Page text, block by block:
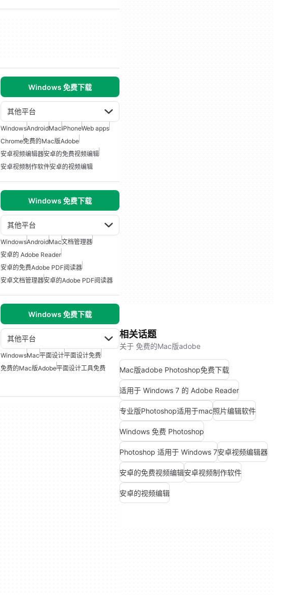
Windows 免费下载
其他平台
WindowsAndroidMaciPhoneWeb apps
Chrome免费的Mac版Adobe
安卓视频编辑器安卓的免费视频编辑
安卓视频制作软件安卓的视频编辑
Windows 免费下载
其他平台
WindowsAndroidMac文档管理器
安卓的 Adobe Reader
安卓的免费Adobe PDF阅读器
安卓文档管理器安卓的Adobe PDF阅读器
Windows 免费下载
其他平台
WindowsMac平面设计平面设计免费
免费的Mac版Adobe平面设计工具免费
相关话题
关于 免费的Mac版adobe
Mac版adobe Photoshop免费下载
适用于 Windows 7 的 Adobe Reader
专业版Photoshop适用于mac照片编辑软件
Windows 免费 Photoshop
Photoshop 适用于 Windows 7安卓视频编辑器
安卓的免费视频编辑安卓视频制作软件
安卓的视频编辑